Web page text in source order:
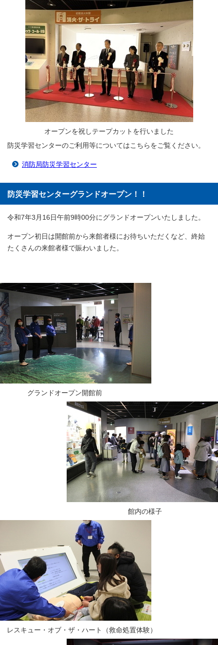
オープンを祝しテープカットを行いました
防災学習センターのご利用等についてはこちらをご覧ください。
消防局防災学習センター
防災学習センターグランドオープン！！
令和7年3月16日午前9時00分にグランドオープンいたしました。
オープン初日は開館前から来館者様にお待ちいただくなど、終始
たくさんの来館者様で賑わいました。
グランドオープン開館前
館内の様子
レスキュー・オブ・ザ・ハート（救命処置体験）